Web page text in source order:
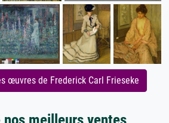
œuvres de Frederick Carl Frieseke